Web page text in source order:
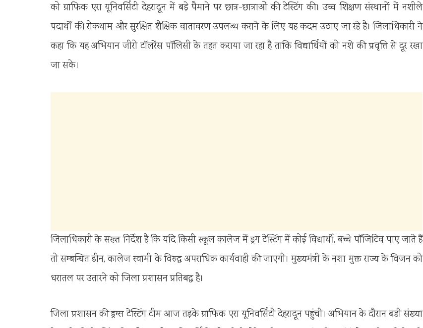
को ग्राफिक एरा यूनिवर्सिटी देहरादून में बड़े पैमाने पर छात्र-छात्राओं की टेस्टिंग की। उच्च शिक्षण संस्थानों में नशीले
पदार्थों की रोकथाम और सुरक्षित शैक्षिक वातावरण उपलब्ध कराने के लिए यह कदम उठाए जा रहे है। जिलाधिकारी ने
कहा कि यह अभियान जीरो टॉलरेंस पॉलिसी के तहत कराया जा रहा है ताकि विद्यार्थियों को नशे की प्रवृत्ति से दूर रखा
जा सके।
जिलाधिकारी के सख्त निर्देश है कि यदि किसी स्कूल कालेज में ड्रग टेस्टिंग में कोई विद्यार्थी, बच्चे पॉजिटिव पाए जाते हैं
तो सम्बन्धित डीन, कालेज स्वामी के विरुद्ध अपराधिक कार्यवाही की जाएगी। मुख्यमंत्री के नशा मुक्त राज्य के विजन को
धरातल पर उतारने को जिला प्रशासन प्रतिबद्ध है।
जिला प्रशासन की ड्रग्स टेस्टिंग टीम आज तड़के ग्राफिक एरा यूनिवर्सिटी देहरादून पहुंची। अभियान के दौरान बडी संख्या